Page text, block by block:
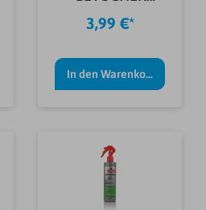
NIGRIN 20ST.
3,99 €*
In den Warenkorb